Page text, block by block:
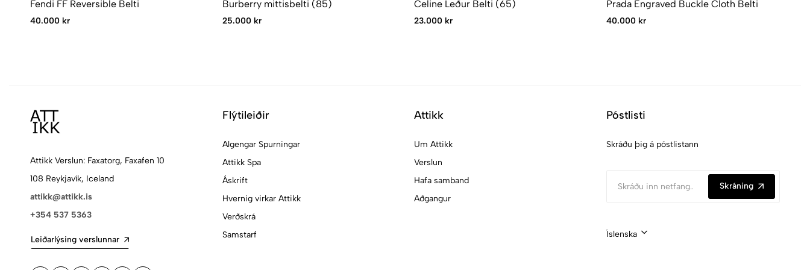
Fendi FF Reversible Belti
40.000 kr
Burberry mittisbelti (85)
25.000 kr
Celine Leður Belti (65)
23.000 kr
Prada Engraved Buckle Cloth Belti
40.000 kr
Attikk Verslun: Faxatorg, Faxafen 10
108 Reykjavík, Iceland
attikk@attikk.is
+354 537 5363
Leiðarlýsing verslunnar
Flýtileiðir
Algengar Spurningar
Attikk Spa
Áskrift
Hvernig virkar Attikk
Verðskrá
Samstarf
Attikk
Um Attikk
Verslun
Hafa samband
Aðgangur
Póstlisti
Skráðu þig á póstlistann
Skráning
Íslenska